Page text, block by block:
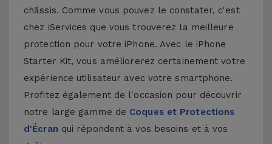
châssis. Comme vous pouvez le constater, c'est
chez iServices que vous trouverez la meilleure
protection pour votre iPhone. Avec le iPhone
Starter Kit, vous améliorerez certainement votre
expérience utilisateur avec votre smartphone.
Profitez également de l'occasion pour découvrir
notre large gamme de Coques et Protections
d'Écran qui répondent à vos besoins et à vos